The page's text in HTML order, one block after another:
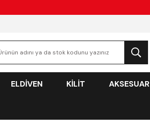
ELDİVEN KİLİT AKSESUAR